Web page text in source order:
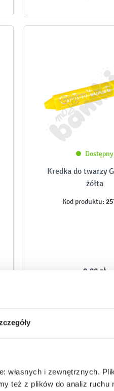
i zewnętrznych.
też z plików do analiz
Dostępny
Kredka do twarzy
żółta
Kod produktu:
9,90 zł